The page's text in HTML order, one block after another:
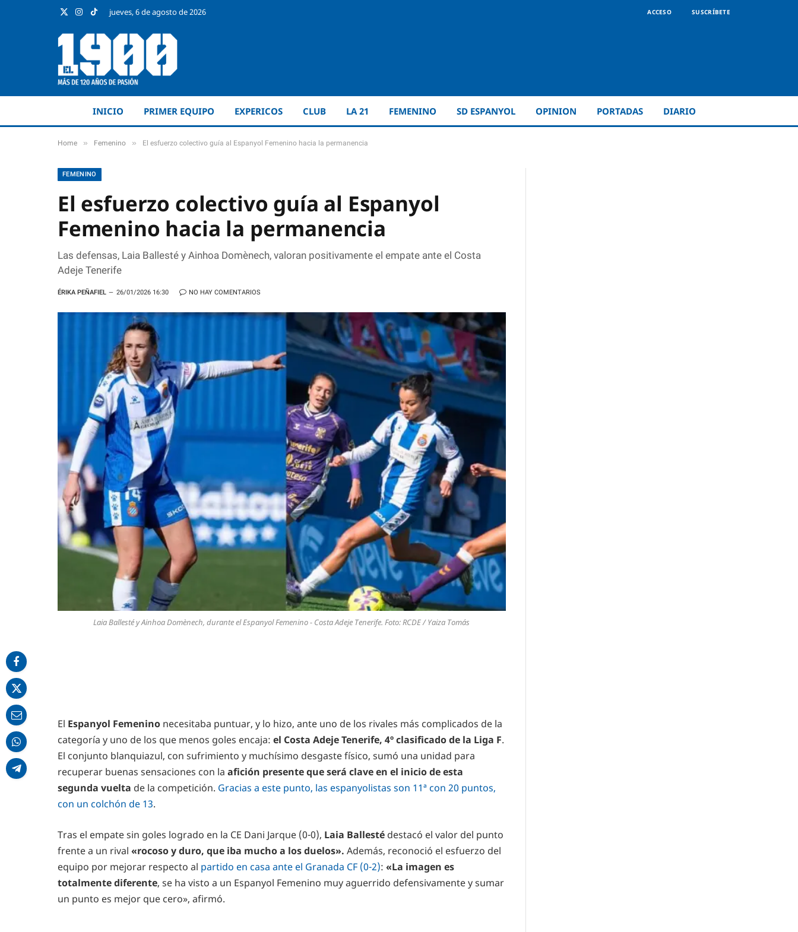
X
Instagram
TikTokjueves, 6 de agosto de 2026 ACCESO SUSCRÍBETE
INICIO PRIMER EQUIPO EXPERICOS CLUB LA 21 FEMENINO SD ESPANYOL OPINION PORTADAS DIARIO
Home » Femenino » El esfuerzo colectivo guía al Espanyol Femenino hacia la permanencia
FEMENINO
El esfuerzo colectivo guía al Espanyol
Femenino hacia la permanencia
Las defensas, Laia Ballesté y Ainhoa Domènech, valoran positivamente el empate ante el Costa
Adeje Tenerife
ÉRIKA PEÑAFIEL 26/01/2026 16:30 NO HAY COMENTARIOS
Laia Ballesté y Ainhoa Domènech, durante el Espanyol Femenino - Costa Adeje Tenerife. Foto: RCDE / Yaiza Tomás
El Espanyol Femenino necesitaba puntuar, y lo hizo, ante uno de los rivales más complicados de la
categoría y uno de los que menos goles encaja: el Costa Adeje Tenerife, 4º clasificado de la Liga F.
El conjunto blanquiazul, con sufrimiento y muchísimo desgaste físico, sumó una unidad para
recuperar buenas sensaciones con la afición presente que será clave en el inicio de esta
segunda vuelta de la competición. Gracias a este punto, las espanyolistas son 11ª con 20 puntos,
con un colchón de 13.
Tras el empate sin goles logrado en la CE Dani Jarque (0-0), Laia Ballesté destacó el valor del punto
frente a un rival «rocoso y duro, que iba mucho a los duelos». Además, reconoció el esfuerzo del
equipo por mejorar respecto al partido en casa ante el Granada CF (0-2): «La imagen es
totalmente diferente, se ha visto a un Espanyol Femenino muy aguerrido defensivamente y sumar
un punto es mejor que cero», afirmó.